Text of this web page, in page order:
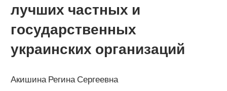
лучших частных и
государственных
украинских организаций
Акишина Регина Сергеевна